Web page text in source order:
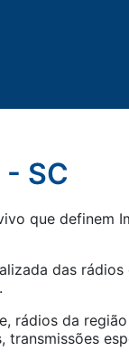
SC
que definem
das rádios
rádios da
transmissões